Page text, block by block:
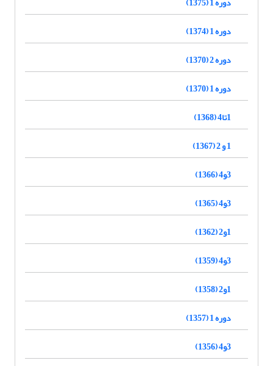
دوره 1 (1374)
دوره 2 (1370)
دوره 1 (1370)
1تا4 (1368)
1 و 2 (1367)
3و4 (1366)
3و4 (1365)
1و2 (1362)
3و4 (1359)
1و2 (1358)
دوره 1 (1357)
3و4 (1356)